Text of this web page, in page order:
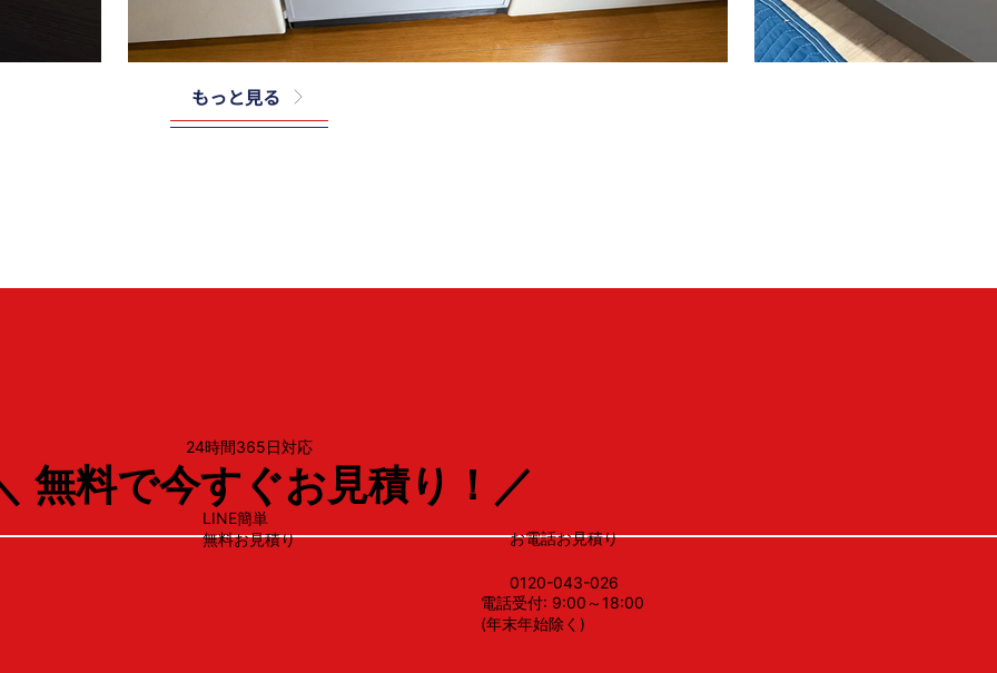
もっと見る
LINE簡単
無料お見積り
0120-043-026
お電話お見積り
電話受付: 9:00～18:00
(年末年始除く)
無料で今すぐお見積り！／
24時間365日対応